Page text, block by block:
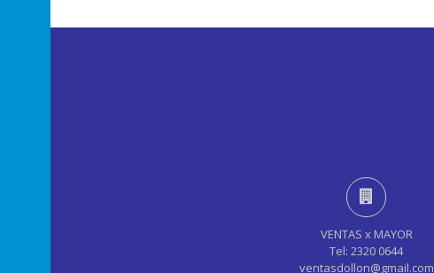
VENTAS x MAYOR
Tel: 2320 0644
ventasdollon@gmail.com